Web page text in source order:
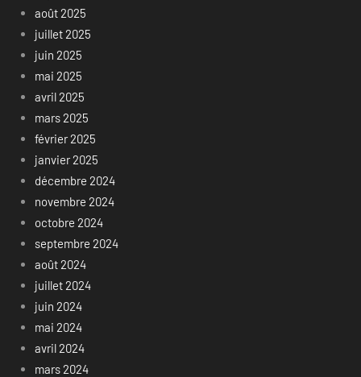
août 2025
juillet 2025
juin 2025
mai 2025
avril 2025
mars 2025
février 2025
janvier 2025
décembre 2024
novembre 2024
octobre 2024
septembre 2024
août 2024
juillet 2024
juin 2024
mai 2024
avril 2024
mars 2024